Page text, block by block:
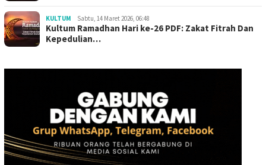
KULTUM Sabtu, 14 Maret 2026, 06:48
Kultum Ramadhan Hari ke-26 PDF: Zakat Fitrah Dan
Kepedulian…